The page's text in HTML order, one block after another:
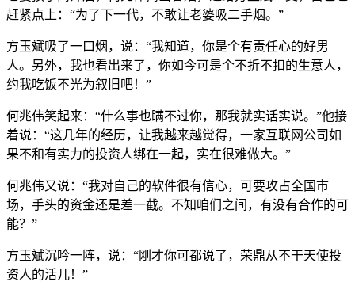
赶紧点上：“为了下一代，不敢让老婆吸二手烟。”
方玉斌吸了一口烟，说：“我知道，你是个有责任心的好男
人。另外，我也看出来了，你如今可是个不折不扣的生意人，
约我吃饭不光为叙旧吧！”
何兆伟笑起来：“什么事也瞒不过你，那我就实话实说。”他接
着说：“这几年的经历，让我越来越觉得，一家互联网公司如
果不和有实力的投资人绑在一起，实在很难做大。”
何兆伟又说：“我对自己的软件很有信心，可要攻占全国市
场，手头的资金还是差一截。不知咱们之间，有没有合作的可
能？”
方玉斌沉吟一阵，说：“刚才你可都说了，荣鼎从不干天使投
资人的活儿！”